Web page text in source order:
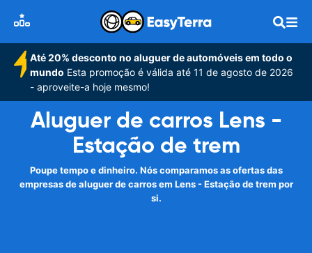
Até 20% desconto no aluguer de automóveis em todo o
mundo Esta promoção é válida até 11 de agosto de 2026
- aproveite-a hoje mesmo!
Aluguer de carros Lens -
Estação de trem
Poupe tempo e dinheiro. Nós comparamos as ofertas das
empresas de aluguer de carros em Lens - Estação de trem por
si.